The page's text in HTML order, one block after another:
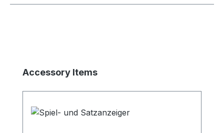
Produktgalerie überspringen
Accessory Items